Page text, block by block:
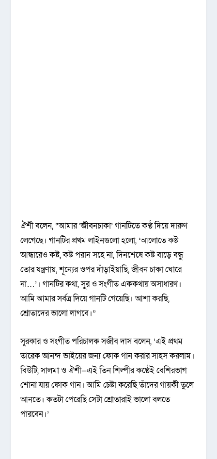
ঐশী বলেন, “আমার ‘জীবনচাকা’ গানটিতে কণ্ঠ দিয়ে দারুণ
লেগেছে। গানটির প্রথম লাইনগুলো হলো, ‘আলোতে কষ্ট
আন্ধারেও কষ্ট, কষ্ট পরান সহে না, দিনশেষে কষ্ট বাড়ে বন্ধু
তোর যন্ত্রণায়, শূন্যের ওপর দাঁড়াইয়াছি, জীবন চাকা ঘোরে
না…’। গানটির কথা, সুর ও সংগীত এককথায় অসাধারণ।
আমি আমার সর্বত্র দিয়ে গানটি গেয়েছি। আশা করছি,
শ্রোতাদের ভালো লাগবে।”
সুরকার ও সংগীত পরিচালক সজীব দাস বলেন, ‘এই প্রথম
তারেক আনন্দ ভাইয়ের জন্য ফোক গান করার সাহস করলাম।
বিউটি, সালমা ও ঐশী—এই তিন শিল্পীর কণ্ঠেই বেশিরভাগ
শোনা যায় ফোক গান। আমি চেষ্টা করেছি তাঁদের গায়কী তুলে
আনতে। কতটা পেরেছি সেটা শ্রোতারাই ভালো বলতে
পারবেন।’